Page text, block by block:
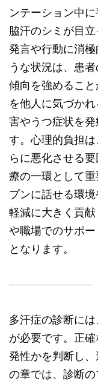
ンテーション中
脇汗のシミが目立
発言や行動に消
うな状況は、患
傾向を強めるこ
を他人に気づか
害やうつ症状を
す。心理的負担
らに悪化させる
療の一環として
プンに話せる環
軽減に大きく貢
や職場でのサポ
となります。
多汗症の診断に
が必要です。正
発性かを判断し
の章では、診断